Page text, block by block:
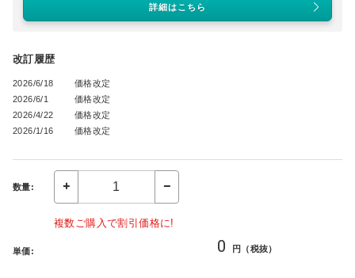
詳細はこちら
改訂履歴
2026/6/18
価格改定
2026/6/1
価格改定
2026/4/22
価格改定
2026/1/16
価格改定
数量:
複数ご購入で割引価格に!
単価: 円（税抜）